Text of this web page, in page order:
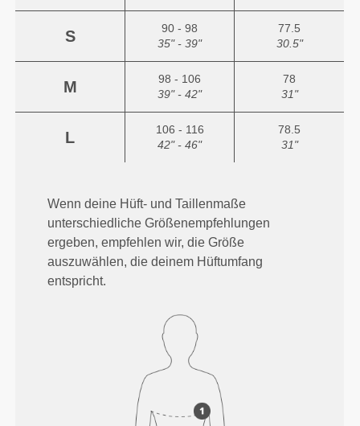
S
90 - 98
35" - 39"
77.5
30.5"
M
98 - 106
39" - 42"
78
31"
L
106 - 116
42" - 46"
78.5
31"
Wenn deine Hüft- und Taillenmaße
unterschiedliche Größenempfehlungen
ergeben, empfehlen wir, die Größe
auszuwählen, die deinem Hüftumfang
entspricht.